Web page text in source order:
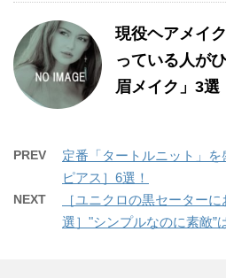
現役ヘアメイ
っている人が
眉メイク」3選
PREV
定番「タートルニット」
ピアス］6選！
NEXT
［ユニクロの黒セーター
選］"シンプルなのに素敵”